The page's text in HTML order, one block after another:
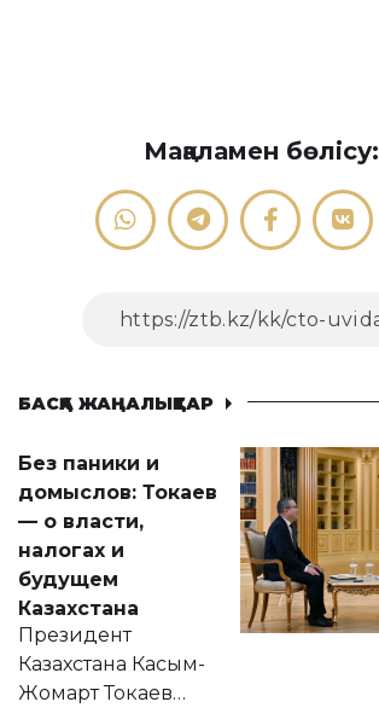
Мақаламен бөлісу:
БАСҚА ЖАҢАЛЫҚТАР
Без паники и
домыслов: Токаев
— о власти,
налогах и
будущем
Казахстана
Президент
Казахстана Касым-
Жомарт Токаев